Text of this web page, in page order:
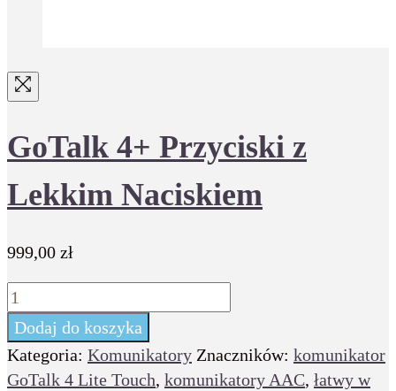
GoTalk 4+ Przyciski z
Lekkim Naciskiem
999,00 zł
ilość
GoTalk
4+
Przyciski
Dodaj do koszyka
Kategoria: Komunikatory Znaczników: komunikator
GoTalk 4 Lite Touch, komunikatory AAC, łatwy w